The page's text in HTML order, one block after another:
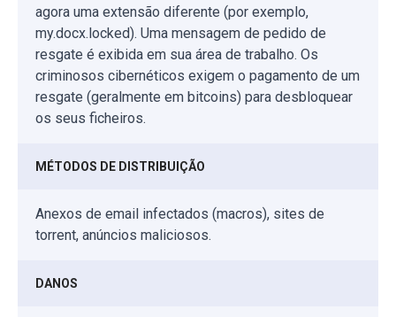
agora uma extensão diferente (por exemplo,
my.docx.locked). Uma mensagem de pedido de
resgate é exibida em sua área de trabalho. Os
criminosos cibernéticos exigem o pagamento de um
resgate (geralmente em bitcoins) para desbloquear
os seus ficheiros.
MÉTODOS DE DISTRIBUIÇÃO
Anexos de email infectados (macros), sites de
torrent, anúncios maliciosos.
DANOS